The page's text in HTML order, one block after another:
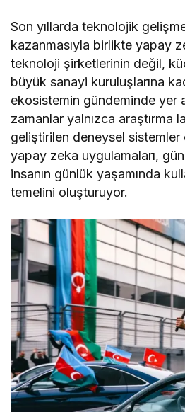
Son yıllarda teknolojik
kazanmasıyla birlikte yapay
teknoloji şirketlerinin değil,
büyük sanayi kuruluşlarına
ekosistemin gündeminde yer
zamanlar yalnızca araştırma
geliştirilen deneysel sistemler
yapay zeka uygulamaları,
insanın günlük yaşamında
temelini oluşturuyor.